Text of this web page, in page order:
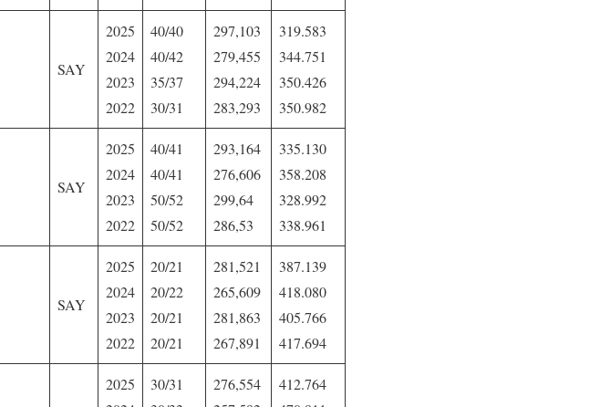
SAY
2025
2024
2023
2022
40/40
40/42
35/37
30/31
297,103
279,455
294,224
283,293
319.583
344.751
350.426
350.982
SAY
2025
2024
2023
2022
40/41
40/41
50/52
50/52
293,164
276,606
299,64
286,53
335.130
358.208
328.992
338.961
SAY
2025
2024
2023
2022
20/21
20/22
20/21
20/21
281,521
265,609
281,863
267,891
387.139
418.080
405.766
417.694
2025
30/31
276,554
412.764